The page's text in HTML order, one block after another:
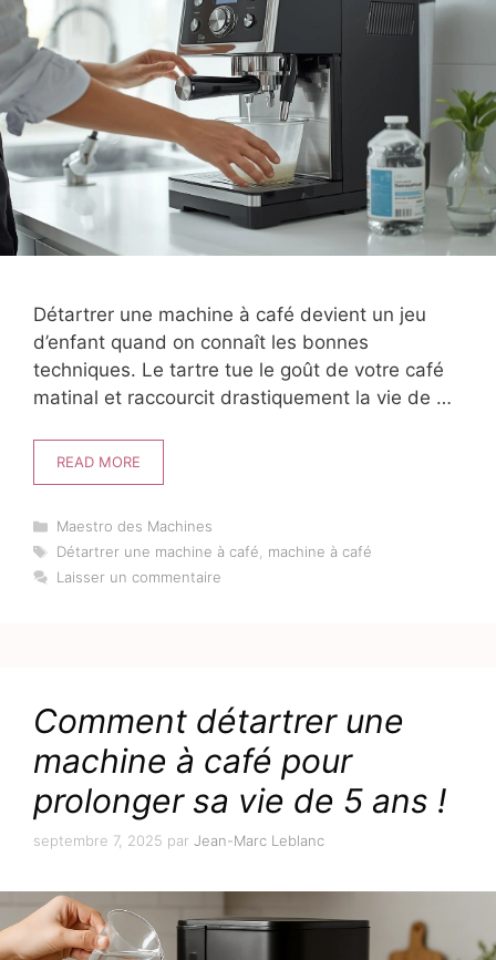
Détartrer une machine à café devient un jeu
d’enfant quand on connaît les bonnes
techniques. Le tartre tue le goût de votre café
matinal et raccourcit drastiquement la vie de …
READ MORE
Catégories
Maestro des Machines
Étiquettes
Détartrer une machine à café
machine à café
Laisser un commentaire
Comment détartrer une
machine à café pour
prolonger sa vie de 5 ans !
septembre 7, 2025 par Jean-Marc Leblanc